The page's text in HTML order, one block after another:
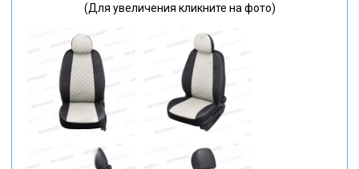
(Для увеличения кликните на фото)